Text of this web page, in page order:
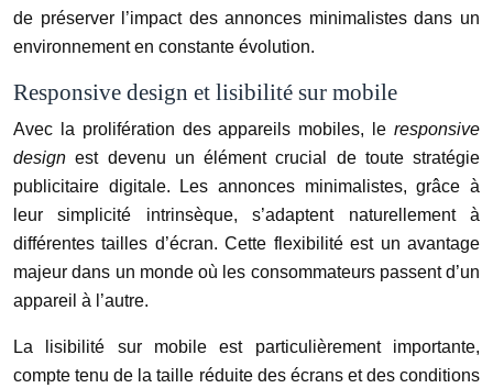
de préserver l’impact des annonces minimalistes dans un
environnement en constante évolution.
Responsive design et lisibilité sur mobile
Avec la prolifération des appareils mobiles, le responsive
designest devenu un élément crucial de toute stratégie
publicitaire digitale. Les annonces minimalistes, grâce à
leur simplicité intrinsèque, s’adaptent naturellement à
différentes tailles d’écran. Cette flexibilité est un avantage
majeur dans un monde où les consommateurs passent d’un
appareil à l’autre.
La lisibilité sur mobile est particulièrement importante,
compte tenu de la taille réduite des écrans et des conditions